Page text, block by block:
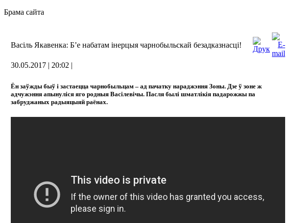
Брама сайта
Васіль Якавенка: Б’е набатам інерцыя чарнобыльскай безадказнасці!
30.05.2017 | 20:02 |
Ён заўжды быў і застаецца чарнобыльцам – ад пачатку нараджэння Зоны. Дзе ў зоне ж
адчужэння апынуліся яго родныя Васілевічы. Пасля былі шматлікія падарожжы па
забруджаных радыяцыяй раёнах.